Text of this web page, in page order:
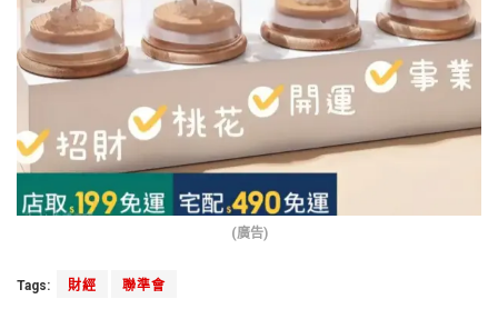
(廣告)
Tags: 財經 聯準會